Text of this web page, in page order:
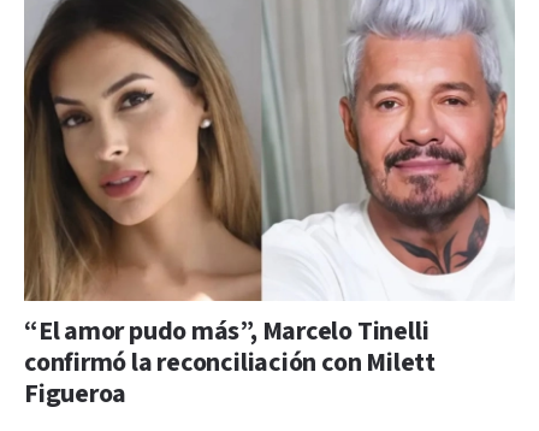
“El amor pudo más”, Marcelo Tinelli
confirmó la reconciliación con Milett
Figueroa